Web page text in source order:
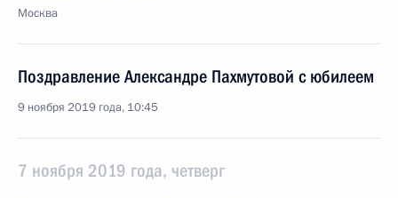
Москва
Поздравление Александре Пахмутовой с юбилеем
9 ноября 2019 года, 10:45
7 ноября 2019 года, четверг